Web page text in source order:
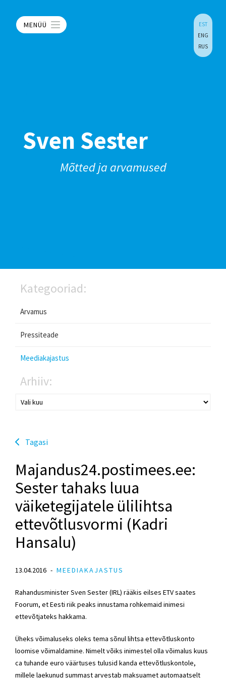
MENÜÜ
EST
ENG
RUS
Sven Sester
Mõtted ja arvamused
Kategooriad:
Arvamus
Pressiteade
Meediakajastus
Arhiiv:
Tagasi
Majandus24.postimees.ee:
Sester tahaks luua
väiketegijatele ülilihtsa
ettevõtlusvormi (Kadri
Hansalu)
13.04.2016 MEEDIAKAJASTUS
Rahandusminister Sven Sester (IRL) rääkis eilses ETV saates
Foorum, et Eesti riik peaks innustama rohkemaid inimesi
ettevõtjateks hakkama.
Üheks võimaluseks oleks tema sõnul lihtsa ettevõtluskonto
loomise võimaldamine. Nimelt võiks inimestel olla võimalus kuus
ca tuhande euro väärtuses tulusid kanda ettevõtluskontole,
millele laekunud summast arvestab maksuamet automaatselt